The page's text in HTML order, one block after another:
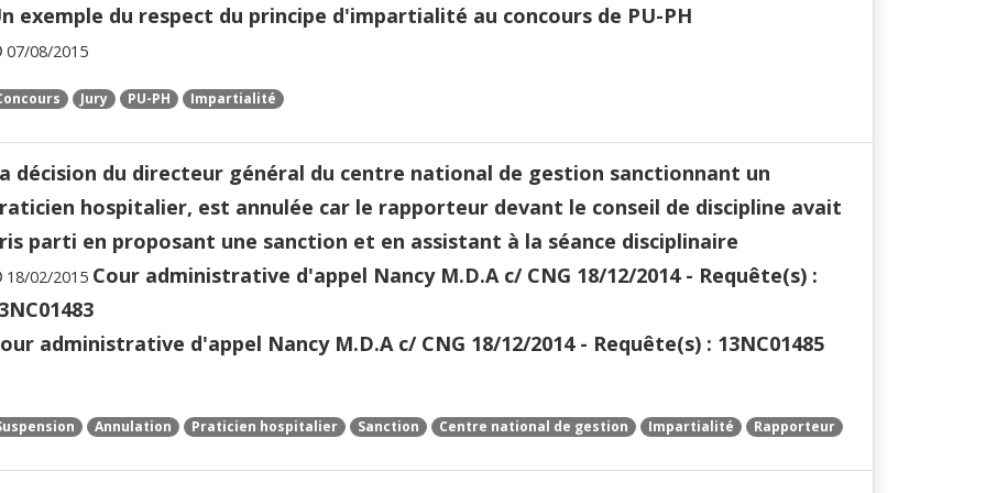
exemple du respect du principe d'impartialité au concours de PU-PH
07/08/2015
Jury PU-PH Impartialité
décision du directeur général du centre national de gestion sanctionnant un
hospitalier, est annulée car le rapporteur devant le conseil de discipline avait
parti en proposant une sanction et en assistant à la séance disciplinaire
18/02/2015 Cour administrative d'appel Nancy M.D.A c/ CNG 18/12/2014 - Requête(s) :
administrative d'appel Nancy M.D.A c/ CNG 18/12/2014 - Requête(s) : 13NC01485
Annulation Praticien hospitalier Sanction Centre national de gestion Impartialité Rapporteur